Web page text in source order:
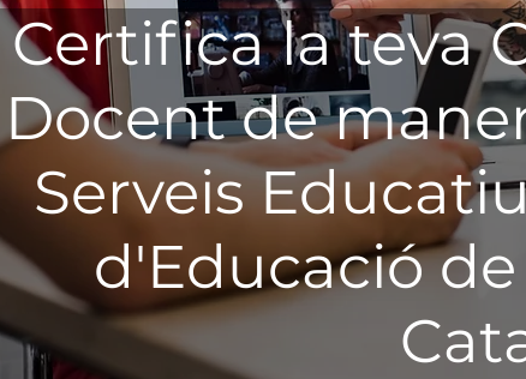
Certifica la teva
Docent de
Serveis
d'Educació